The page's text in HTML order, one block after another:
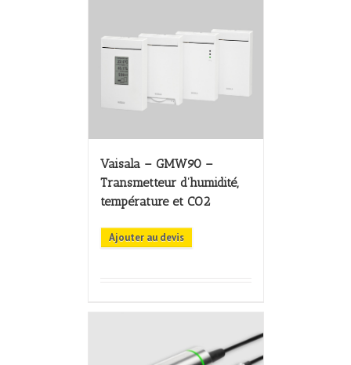
Vaisala – GMW90 –
Transmetteur d’humidité,
température et CO2
Ajouter au devis